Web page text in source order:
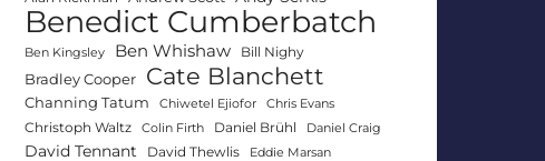
Benedict Cumberbatch
Ben Kingsley Ben Whishaw Bill Nighy
Bradley Cooper Cate Blanchett
Channing Tatum Chiwetel Ejiofor Chris Evans
Christoph Waltz Colin Firth Daniel Brühl Daniel Craig
David Tennant David Thewlis
Eddie Marsan